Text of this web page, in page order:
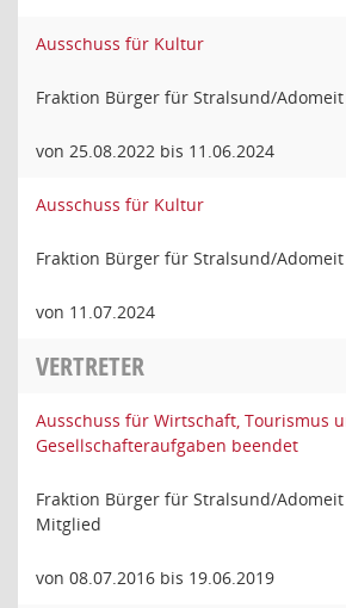
Ausschuss für Kultur
Fraktion Bürger für Stralsund/
von 25.08.2022 bis 11.06.2024
Ausschuss für Kultur
Fraktion Bürger für Stralsund/
von 11.07.2024
VERTRETER
Ausschuss für Wirtschaft, Tourismus
Gesellschafteraufgaben beendet
Fraktion Bürger für Stralsund/
Mitglied
von 08.07.2016 bis 19.06.2019